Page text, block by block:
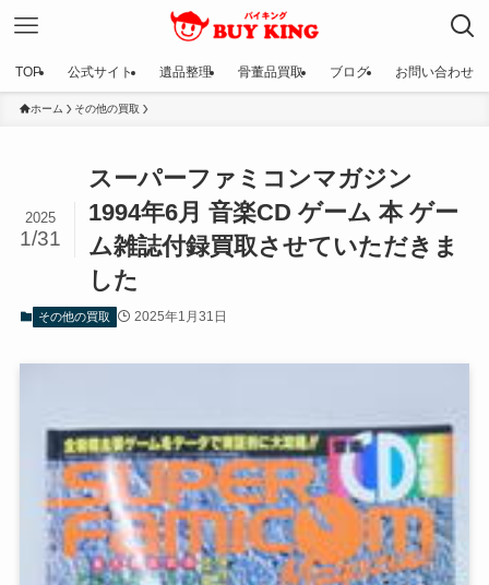
TOP 公式サイト 遺品整理 骨董品買取 ブログ お問い合わせ
ホーム その他の買取
スーパーファミコンマガジン
1994年6月 音楽CD ゲーム 本 ゲー
ム雑誌付録買取させていただきま
した
2025
1/31
その他の買取 2025年1月31日